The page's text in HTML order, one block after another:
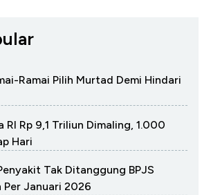
Ramai Pilih Murtad Demi Hindari
RI Rp 9,1 Triliun Dimaling, 1.000
Hari
Tak Ditanggung BPJS
Per Januari 2026